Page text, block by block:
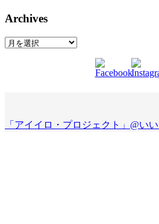
Archives
Archives
「アイイロ・プロジェクト」@い